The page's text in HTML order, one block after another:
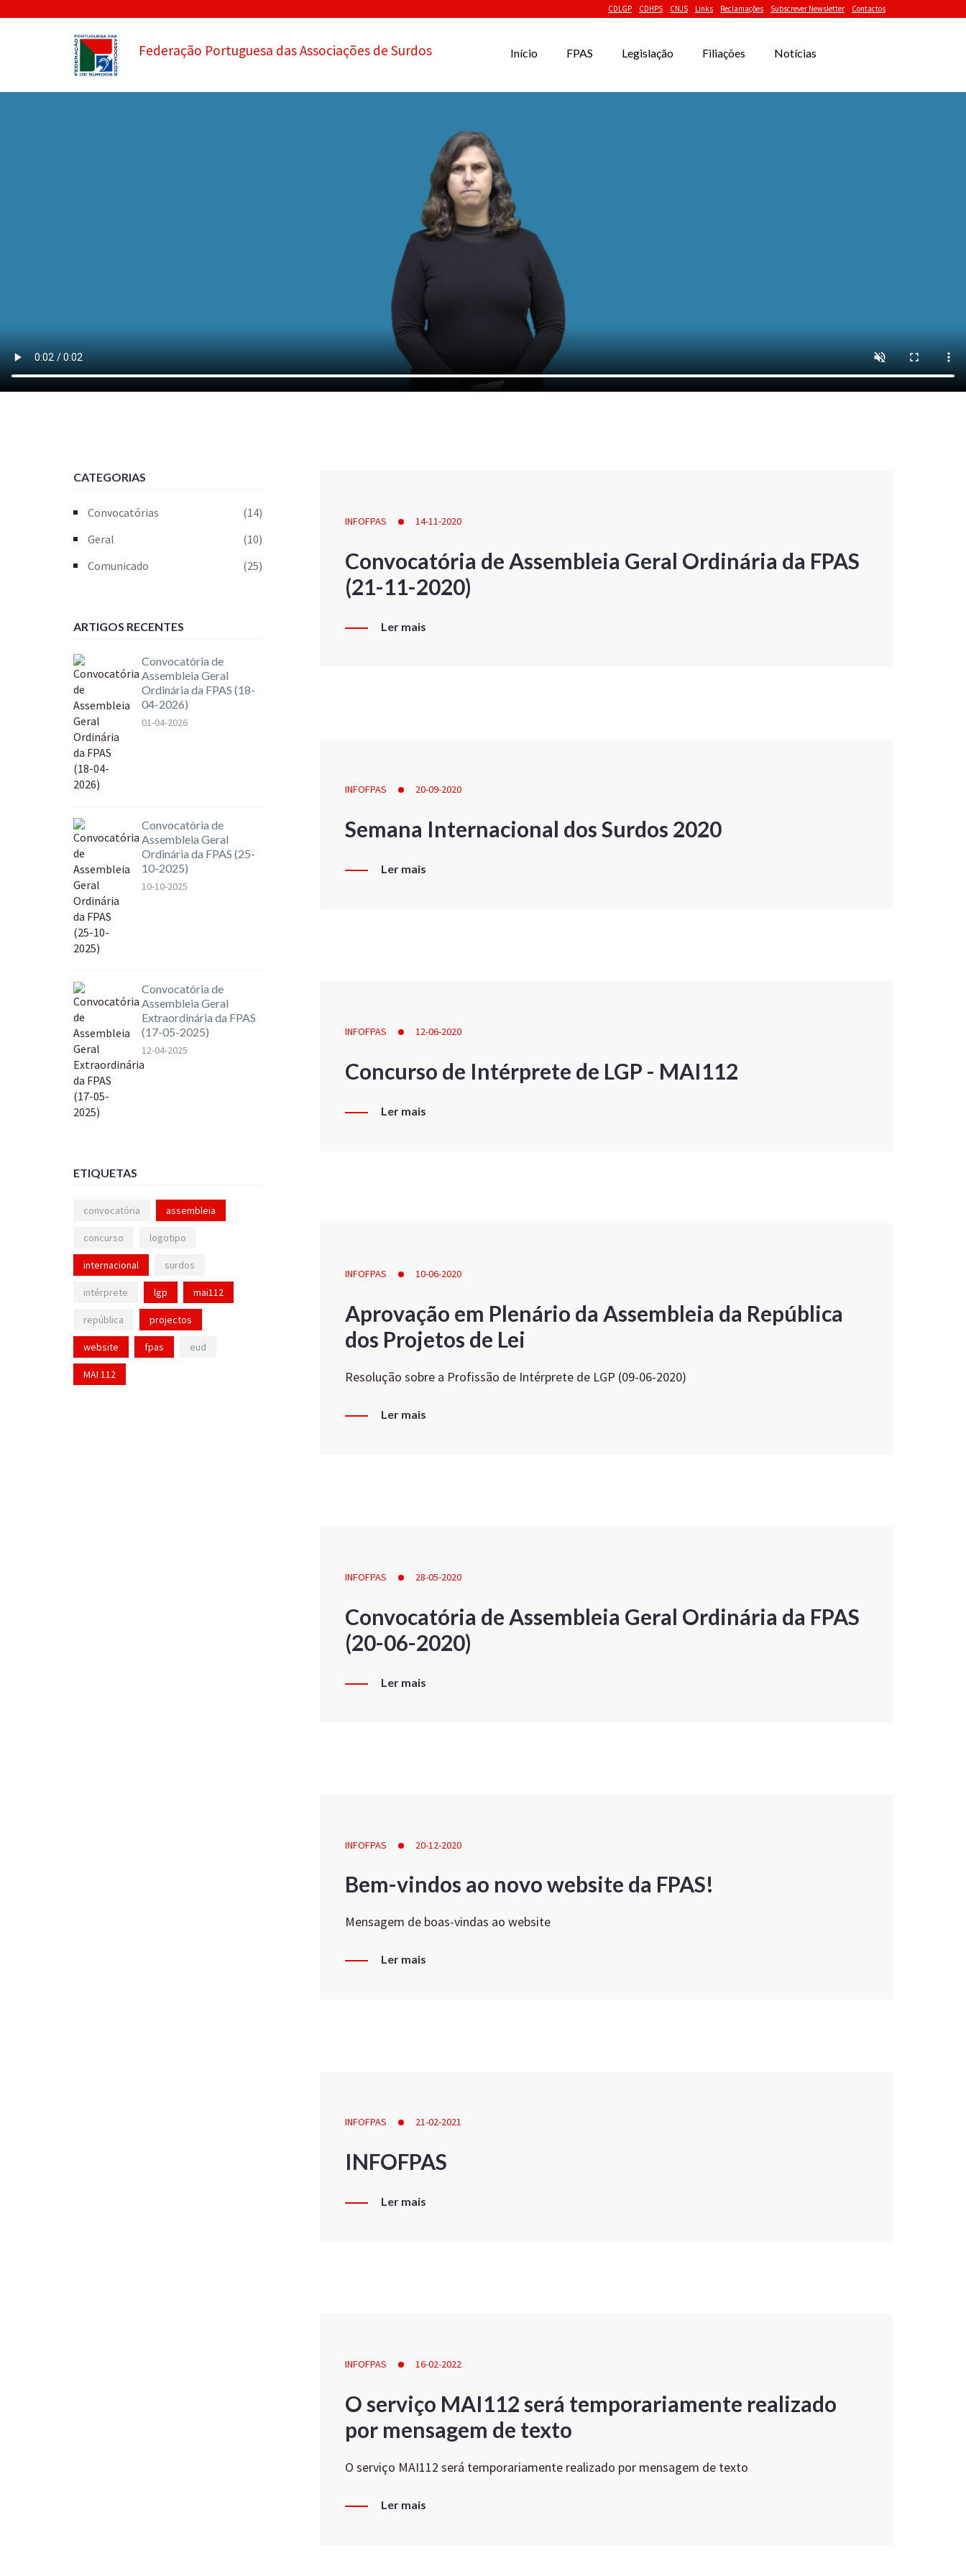
CDLGP CDHPS CNJS Links Reclamações Subscrever Newsletter Contactos
Federação Portuguesa das Associações de Surdos Início FPAS Legislação Filiações Notícias
INFOFPAS 14-11-2020
Convocatória de Assembleia Geral Ordinária da FPAS
(21-11-2020)
Ler mais
INFOFPAS 20-09-2020
Semana Internacional dos Surdos 2020
Ler mais
INFOFPAS 12-06-2020
Concurso de Intérprete de LGP - MAI112
Ler mais
INFOFPAS 10-06-2020
Aprovação em Plenário da Assembleia da República
dos Projetos de Lei
Resolução sobre a Profissão de Intérprete de LGP (09-06-2020)
Ler mais
INFOFPAS 28-05-2020
Convocatória de Assembleia Geral Ordinária da FPAS
(20-06-2020)
Ler mais
INFOFPAS 20-12-2020
Bem-vindos ao novo website da FPAS!
Mensagem de boas-vindas ao website
Ler mais
INFOFPAS 21-02-2021
INFOFPAS
Ler mais
INFOFPAS 16-02-2022
O serviço MAI112 será temporariamente realizado
por mensagem de texto
O serviço MAI112 será temporariamente realizado por mensagem de texto
Ler mais
CATEGORIAS
Convocatórias
(14)
Geral
(10)
Comunicado
(25)
ARTIGOS RECENTES
Convocatória de
Assembleia Geral
Ordinária da FPAS (18-
04-2026)
01-04-2026
Convocatória de
Assembleia Geral
Ordinária da FPAS (25-
10-2025)
10-10-2025
Convocatória de
Assembleia Geral
Extraordinária da FPAS
(17-05-2025)
12-04-2025
ETIQUETAS
convocatória assembleia
concurso logotipo
internacional surdos
intérprete lgp mai112
república projectos
website fpas eud
MAI 112